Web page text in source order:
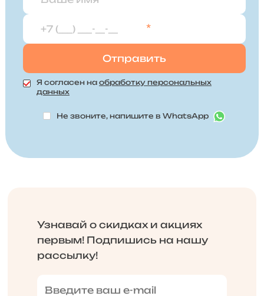
*
Я согласен на обработку персональных
данных
Не звоните, напишите в WhatsApp
Узнавай о скидках и акциях
первым! Подпишись на нашу
рассылку!